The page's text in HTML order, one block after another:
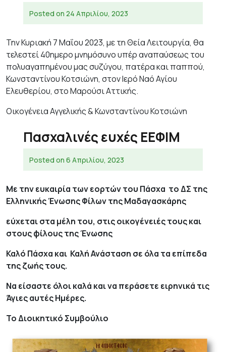
Posted on 24 Απριλίου, 2023
Την Κυριακή 7 Μαΐου 2023, με τη Θεία Λειτουργία, θα
τελεστεί 40ημερο μνημόσυνο υπέρ αναπαύσεως του
πολυαγαπημένου μας συζύγου, πατέρα και παππού,
Κωνσταντίνου Κοτσιώνη, στον Ιερό Ναό Αγίου
Ελευθερίου, στο Μαρούσι Αττικής.
Οικογένεια Αγγελικής & Κωνσταντίνου Κοτσιώνη
Πασχαλινές ευχές ΕΕΦΙΜ
Posted on 6 Απριλίου, 2023
Με την ευκαιρία των εορτών του Πάσχα το ΔΣ της
Ελληνικής Ένωσης Φίλων της Μαδαγασκάρης
εύχεται στα μέλη του, στις οικογένειές τους και
στους φίλους της Ένωσης
Καλό Πάσχα και Καλή Ανάσταση σε όλα τα επίπεδα
της ζωής τους.
Να είσαστε όλοι καλά και να περάσετε ειρηνικά τις
Άγιες αυτές Ημέρες.
Το Διοικητικό Συμβούλιο